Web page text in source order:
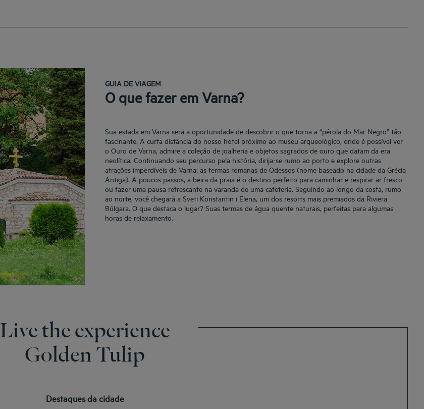
GUIA DE VIAGEM
O que fazer em Varna?
Sua estada em Varna será a oportunidade de descobrir o que torna a “pérola do Mar Negro” tão
fascinante. A curta distância do nosso hotel próximo ao museu arqueológico, onde é possível ver
o Ouro de Varna, admire a coleção de joalheria e objetos sagrados de ouro que datam da era
neolítica. Continuando seu percurso pela história, dirija-se rumo ao porto e explore outras
atrações imperdíveis de Varna: as termas romanas de Odessos (nome baseado na cidade da Grécia
Antiga). A poucos passos, a beira da praia é o destino perfeito para caminhar e respirar ar fresco
ou fazer uma pausa refrescante na varanda de uma cafeteria. Seguindo ao longo da costa, rumo
ao norte, você chegará a Sveti Konstantin i Elena, um dos resorts mais premiados da Riviera
Búlgara. O que destaca o lugar? Suas termas de água quente naturais, perfeitas para algumas
horas de relaxamento.
Live the experience
Golden Tulip
Destaques da cidade